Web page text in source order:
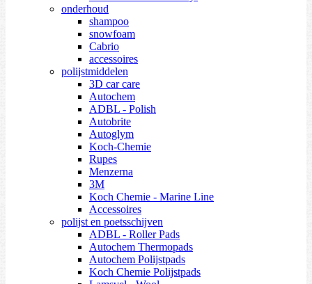
onderhoud
shampoo
snowfoam
Cabrio
accessoires
polijstmiddelen
3D car care
Autochem
ADBL - Polish
Autobrite
Autoglym
Koch-Chemie
Rupes
Menzerna
3M
Koch Chemie - Marine Line
Accessoires
polijst en poetsschijven
ADBL - Roller Pads
Autochem Thermopads
Autochem Polijstpads
Koch Chemie Polijstpads